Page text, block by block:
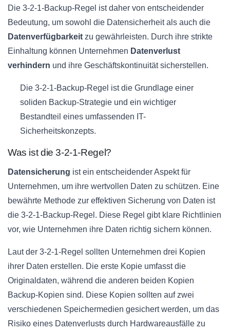
Die 3-2-1-Backup-Regel ist daher von entscheidender
Bedeutung, um sowohl die Datensicherheit als auch die
Datenverfügbarkeit zu gewährleisten. Durch ihre strikte
Einhaltung können Unternehmen Datenverlust
verhindern und ihre Geschäftskontinuität sicherstellen.
Die 3-2-1-Backup-Regel ist die Grundlage einer
soliden Backup-Strategie und ein wichtiger
Bestandteil eines umfassenden IT-
Sicherheitskonzepts.
Was ist die 3-2-1-Regel?
Datensicherung ist ein entscheidender Aspekt für
Unternehmen, um ihre wertvollen Daten zu schützen. Eine
bewährte Methode zur effektiven Sicherung von Daten ist
die 3-2-1-Backup-Regel. Diese Regel gibt klare Richtlinien
vor, wie Unternehmen ihre Daten richtig sichern können.
Laut der 3-2-1-Regel sollten Unternehmen drei Kopien
ihrer Daten erstellen. Die erste Kopie umfasst die
Originaldaten, während die anderen beiden Kopien
Backup-Kopien sind. Diese Kopien sollten auf zwei
verschiedenen Speichermedien gesichert werden, um das
Risiko eines Datenverlusts durch Hardwareausfälle zu